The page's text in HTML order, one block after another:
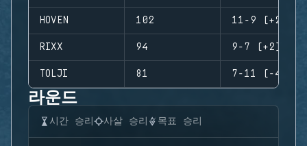
HOVEN 102 11-9 (+2)
RIXX 94 9-7 (+2)
TOLJI 81 7-11 (-4)
라운드
시간 승리 사살 승리 목표 승리